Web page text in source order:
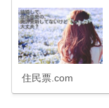
住民票.com